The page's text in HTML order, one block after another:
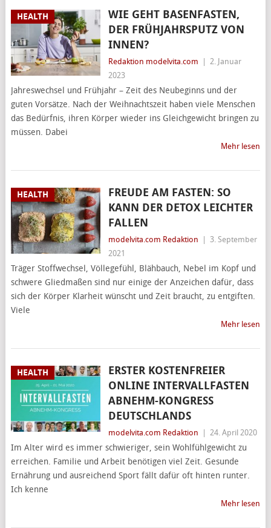
HEALTH
WIE GEHT BASENFASTEN,
DER FRÜHJAHRSPUTZ VON
INNEN?
Redaktion modelvita.com
2. Januar
2023
Jahreswechsel und Frühjahr – Zeit des Neubeginns und der
guten Vorsätze. Nach der Weihnachtszeit haben viele Menschen
das Bedürfnis, ihren Körper wieder ins Gleichgewicht bringen zu
müssen. Dabei
Mehr lesen
HEALTH
FREUDE AM FASTEN: SO
KANN DER DETOX LEICHTER
FALLEN
modelvita.com Redaktion
3. September
2021
Träger Stoffwechsel, Völlegefühl, Blähbauch, Nebel im Kopf und
schwere Gliedmaßen sind nur einige der Anzeichen dafür, dass
sich der Körper Klarheit wünscht und Zeit braucht, zu entgiften.
Viele
Mehr lesen
HEALTH
ERSTER KOSTENFREIER
ONLINE INTERVALLFASTEN
ABNEHM-KONGRESS
DEUTSCHLANDS
modelvita.com Redaktion 24. April 2020
Im Alter wird es immer schwieriger, sein Wohlfühlgewicht zu
erreichen. Familie und Arbeit benötigen viel Zeit. Gesunde
Ernährung und ausreichend Sport fällt dafür oft hinten runter.
Ich kenne
Mehr lesen